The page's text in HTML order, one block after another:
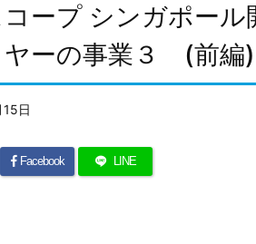
ープ シンガポー
ヤーの事業３ (前編)
15日
Facebook LINE